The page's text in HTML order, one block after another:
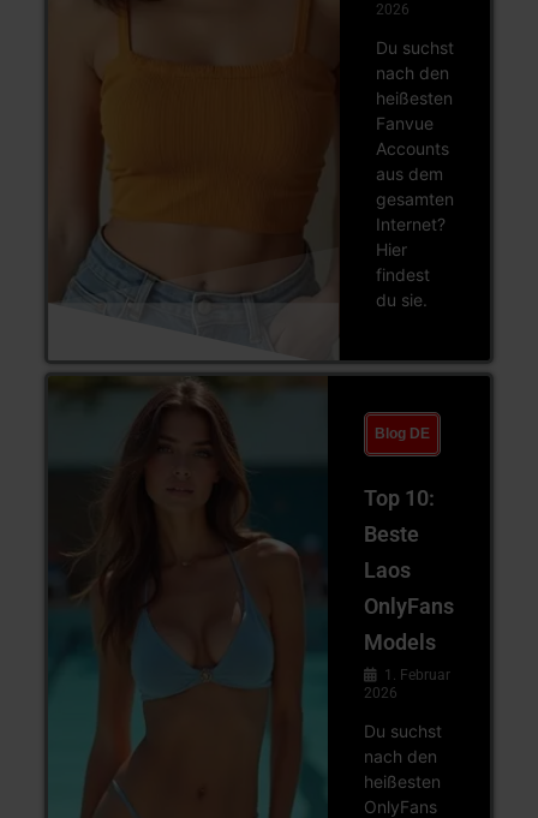
2026
Du suchst
nach den
heißesten
Fanvue
Accounts
aus dem
gesamten
Internet?
Hier
findest
du sie.
Blog DE
Top 10:
Beste
Laos
OnlyFans
Models
1. Februar
2026
Du suchst
nach den
heißesten
OnlyFans